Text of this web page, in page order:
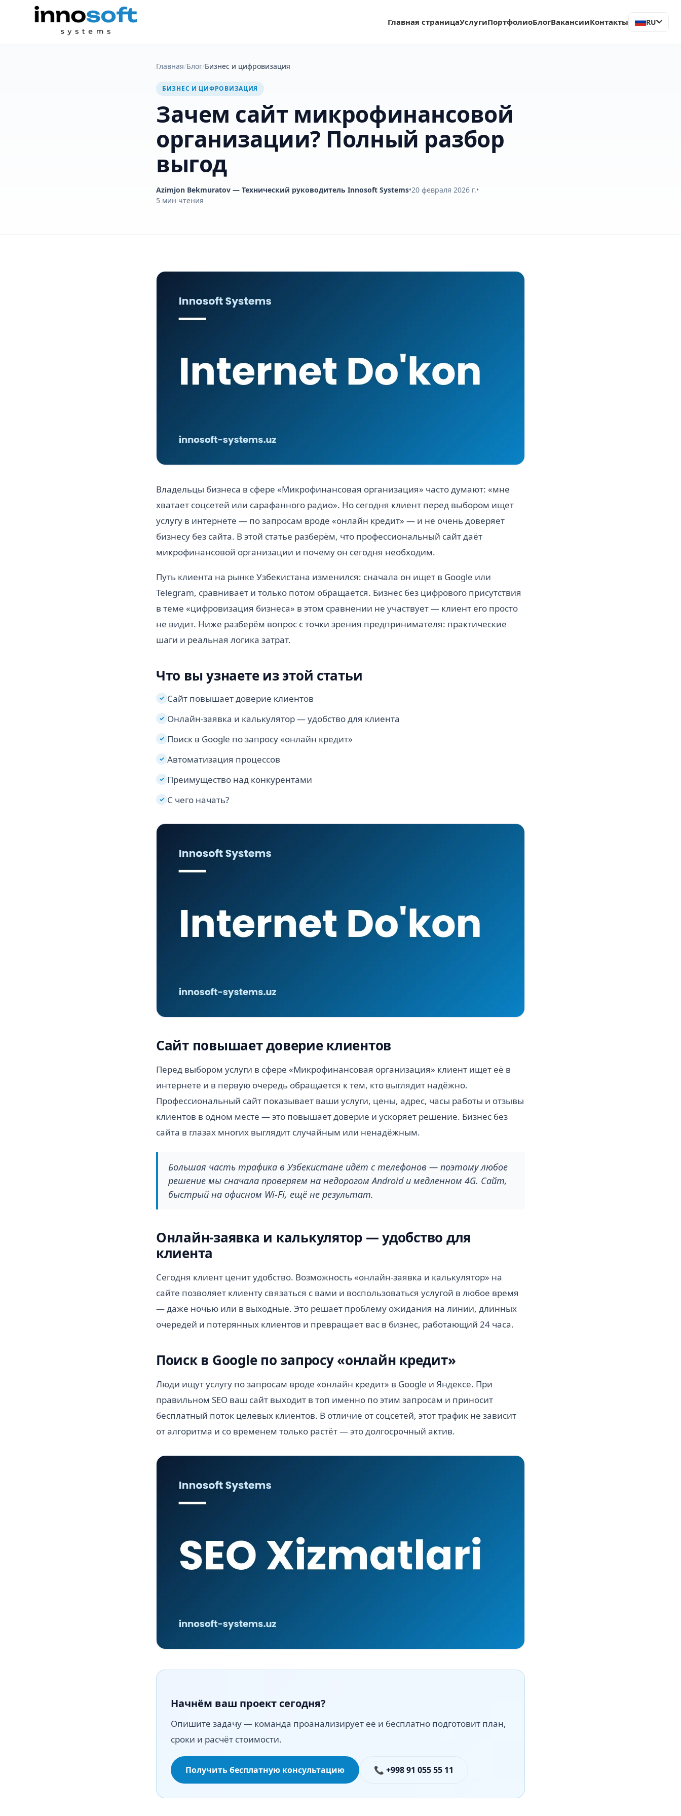
Главная страницаУслугиПортфолиоБлогВакансииКонтакты RU
Главная/Блог/Бизнес и цифровизация
БИЗНЕС И ЦИФРОВИЗАЦИЯ
Зачем сайт микрофинансовой
организации? Полный разбор
выгод
Azimjon Bekmuratov — Технический руководитель Innosoft Systems•20 февраля 2026 г.•
5 мин чтения
Владельцы бизнеса в сфере «Микрофинансовая организация» часто думают: «мне
хватает соцсетей или сарафанного радио». Но сегодня клиент перед выбором ищет
услугу в интернете — по запросам вроде «онлайн кредит» — и не очень доверяет
бизнесу без сайта. В этой статье разберём, что профессиональный сайт даёт
микрофинансовой организации и почему он сегодня необходим.
Путь клиента на рынке Узбекистана изменился: сначала он ищет в Google или
Telegram, сравнивает и только потом обращается. Бизнес без цифрового присутствия
в теме «цифровизация бизнеса» в этом сравнении не участвует — клиент его просто
не видит. Ниже разберём вопрос с точки зрения предпринимателя: практические
шаги и реальная логика затрат.
Что вы узнаете из этой статьи
✓ Сайт повышает доверие клиентов
✓ Онлайн-заявка и калькулятор — удобство для клиента
✓ Поиск в Google по запросу «онлайн кредит»
✓ Автоматизация процессов
✓ Преимущество над конкурентами
✓ С чего начать?
Сайт повышает доверие клиентов
Перед выбором услуги в сфере «Микрофинансовая организация» клиент ищет её в
интернете и в первую очередь обращается к тем, кто выглядит надёжно.
Профессиональный сайт показывает ваши услуги, цены, адрес, часы работы и отзывы
клиентов в одном месте — это повышает доверие и ускоряет решение. Бизнес без
сайта в глазах многих выглядит случайным или ненадёжным.
Большая часть трафика в Узбекистане идёт с телефонов — поэтому любое
решение мы сначала проверяем на недорогом Android и медленном 4G. Сайт,
быстрый на офисном Wi-Fi, ещё не результат.
Онлайн-заявка и калькулятор — удобство для
клиента
Сегодня клиент ценит удобство. Возможность «онлайн-заявка и калькулятор» на
сайте позволяет клиенту связаться с вами и воспользоваться услугой в любое время
— даже ночью или в выходные. Это решает проблему ожидания на линии, длинных
очередей и потерянных клиентов и превращает вас в бизнес, работающий 24 часа.
Поиск в Google по запросу «онлайн кредит»
Люди ищут услугу по запросам вроде «онлайн кредит» в Google и Яндексе. При
правильном SEO ваш сайт выходит в топ именно по этим запросам и приносит
бесплатный поток целевых клиентов. В отличие от соцсетей, этот трафик не зависит
от алгоритма и со временем только растёт — это долгосрочный актив.
Начнём ваш проект сегодня?
Опишите задачу — команда проанализирует её и бесплатно подготовит план,
сроки и расчёт стоимости.
Получить бесплатную консультацию 📞 +998 91 055 55 11